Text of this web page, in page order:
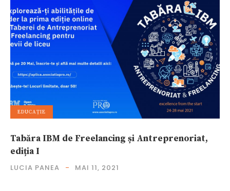
EDUCAȚIE
Tabăra IBM de Freelancing și Antreprenoriat,
ediția I
LUCIA PANEA MAI 11, 2021